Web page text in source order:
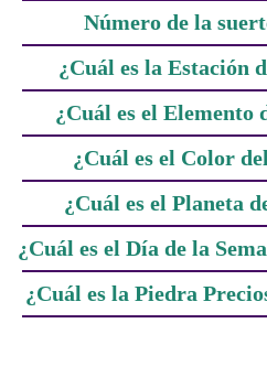
Número de la
¿Cuál es la Estación
¿Cuál es el Elemento
¿Cuál es el Color
¿Cuál es el Planeta
¿Cuál es el Día de la
¿Cuál es la Piedra